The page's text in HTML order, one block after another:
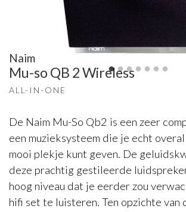
Naim
Mu-so QB 2 Wireless
ALL-IN-ONE
De Naim Mu-So Qb2 is een zeer
een muzieksysteem die je echt overal
mooi plekje kunt geven. De
deze prachtig gestileerde
hoog niveau dat je eerder zou
hifi set te luisteren. Ten opzichte van